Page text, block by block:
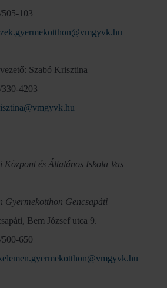
103
Szabó Krisztina
4203
Központ és Általános Iskola Vas
Gyermekotthon Gencsapáti
Bem József utca 9.
650